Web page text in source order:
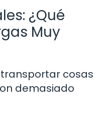
¿Qué
Muy
cosas
demasiado